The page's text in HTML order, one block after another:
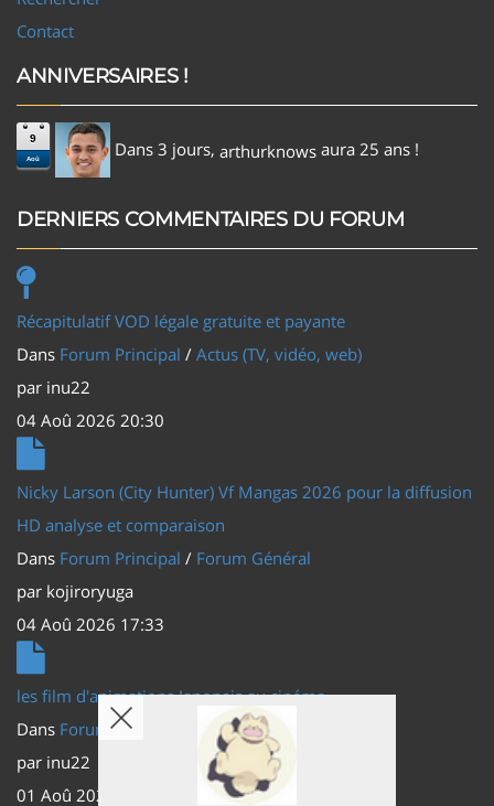
Contact
ANNIVERSAIRES !
9
Aoû Dans 3 jours, arthurknows aura 25 ans !
DERNIERS COMMENTAIRES DU FORUM
Récapitulatif VOD légale gratuite et payante
Dans Forum Principal / Actus (TV, vidéo, web)
par inu22
04 Aoû 2026 20:30
Nicky Larson (City Hunter) Vf Mangas 2026 pour la diffusion
HD analyse et comparaison
Dans Forum Principal / Forum Général
par kojiroryuga
04 Aoû 2026 17:33
les film d'animations Japonais au cinéma
Dans Forum Principal
Actus (TV, vidéo, web)
par inu22
01 Aoû 2026 20:56